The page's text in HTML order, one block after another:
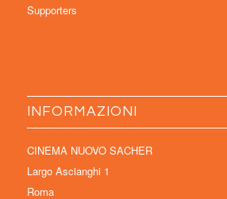
Supporters
INFORMAZIONI
CINEMA NUOVO SACHER
Largo Ascianghi 1
Roma